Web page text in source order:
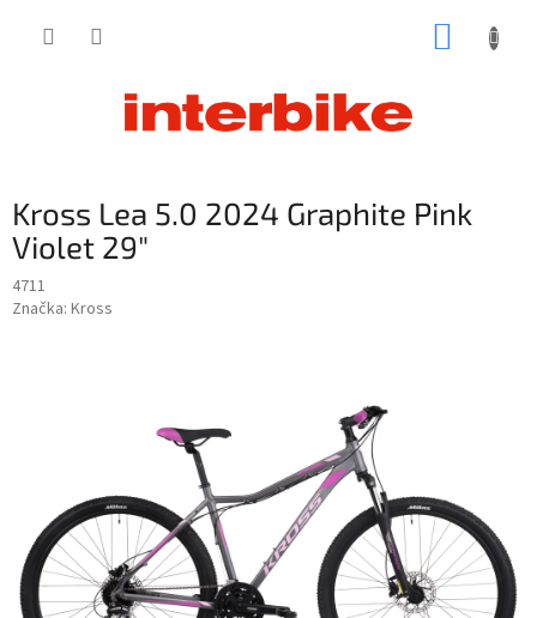
Kross Lea 5.0 2024 Graphite Pink
Violet 29"
4711
Značka: Kross